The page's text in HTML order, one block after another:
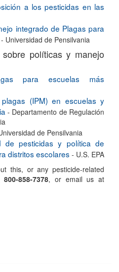
a los pesticidas en las
integrado de Plagas para
- Universidad de Pensilvania
políticas y manejo
para escuelas más
(IPM) en escuelas y
- Departamento de Regulación
de Pensilvania
de pesticidas y política de
distritos escolares - U.S. EPA
this, or any pesticide-related
800-858-7378, or email us at